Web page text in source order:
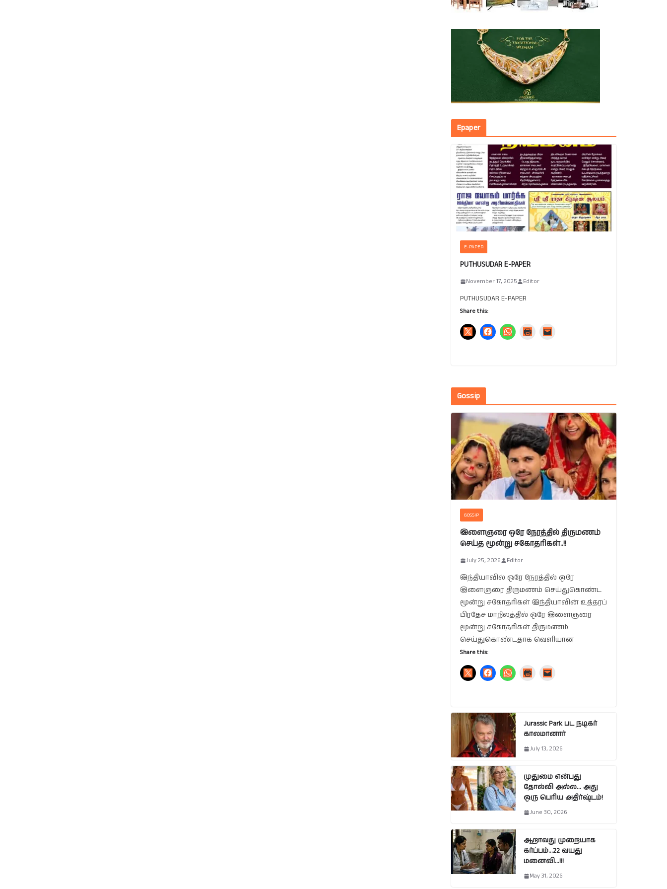
Epaper
E-PAPER
PUTHUSUDAR E-PAPER
November 17, 2025 Editor
PUTHUSUDAR E-PAPER
Share this:
Gossip
GOSSIP
இளைஞரை ஒரே நேரத்தில் திருமணம்
செய்த மூன்று சகோதரிகள்..!!
July 25, 2026 Editor
இந்தியாவில் ஒரே நேரத்தில் ஒரே
இளைஞரை திருமணம் செய்துகொண்ட
மூன்று சகோதரிகள் இந்தியாவின் உத்தரப்
பிரதேச மாநிலத்தில் ஒரே இளைஞரை
மூன்று சகோதரிகள் திருமணம்
செய்துகொண்டதாக வெளியான
Share this:
Jurassic Park பட நடிகர்
காலமானார்
July 13, 2026
முதுமை என்பது
தோல்வி அல்ல… அது
ஒரு பெரிய அதிர்ஷ்டம்!
June 30, 2026
ஆறாவது முறையாக
கர்ப்பம்…22 வயது
மனைவி…!!!
May 31, 2026